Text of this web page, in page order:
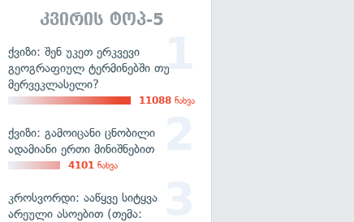
კვირის ტოპ-5
ქვიზი: შენ უკეთ ერკვევი
გეოგრაფიულ ტერმინებში თუ
მერვეკლასელი?
11088 ნახვა
ქვიზი: გამოიცანი ცნობილი
ადამიანი ერთი მინიშნებით
4101 ნახვა
კროსვორდი: ააწყვე სიტყვა
არეული ასოებით (თემა: